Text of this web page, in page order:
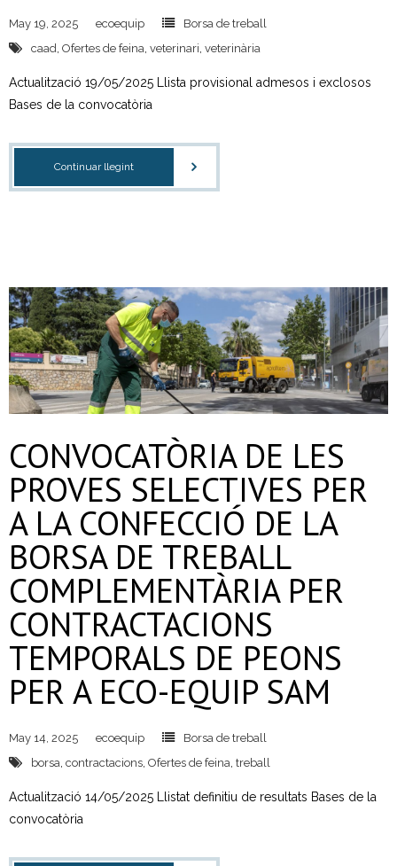
May 19, 2025 ecoequip
Borsa de treball
caad, Ofertes de feina, veterinari, veterinària
Actualització 19/05/2025 Llista provisional admesos i exclosos
Bases de la convocatòria
Continuar llegint
CONVOCATÒRIA DE LES
PROVES SELECTIVES PER
A LA CONFECCIÓ DE LA
BORSA DE TREBALL
COMPLEMENTÀRIA PER
CONTRACTACIONS
TEMPORALS DE PEONS
PER A ECO-EQUIP SAM
May 14, 2025 ecoequip
Borsa de treball
borsa contractacions Ofertes de feina treball
Actualització 14/05/2025 Llistat definitiu de resultats Bases de la
convocatòria